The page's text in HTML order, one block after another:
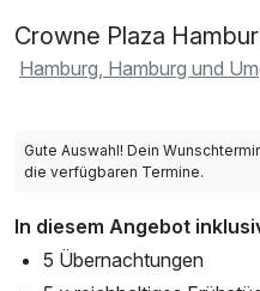
Crowne Plaza
Hamburg, Hamburg und
Gute Auswahl! Dein
die verfügbaren Termine.
In diesem Angebot
5 Übernachtungen